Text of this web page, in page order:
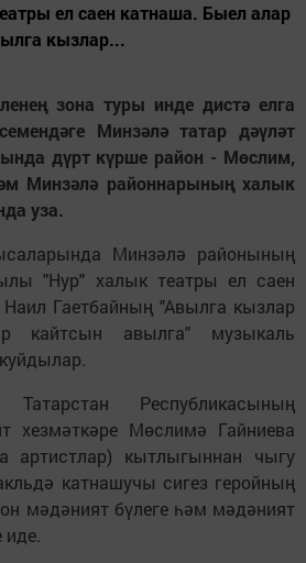
ел саен катнаша. Быел алар
кызлар...
зона туры инде дистә елга
Минзәлә татар дәүләт
дүрт күрше район - Мөслим,
Минзәлә районнарының халык
уза.
Минзәлә районының
"Нур" халык театры ел саен
Гаетбайның "Авылга кызлар
кайтсын авылга" музыкаль
Республикасының
хезмәткәре Мөслимә Гайниева
артистлар) кытлыгыннан чыгу
катнашучы сигез геройның
мәдәният бүлеге һәм мәдәният
иде.